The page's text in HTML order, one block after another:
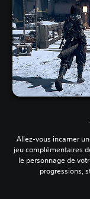
Allez-vous incarner
jeu complémentaires
le personnage de
progressions,